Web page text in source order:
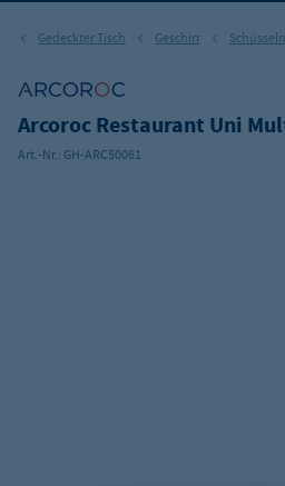
Gedeckter Tisch Geschirr
Arcoroc Restaurant Uni
Art.-Nr.: GH-ARC50061